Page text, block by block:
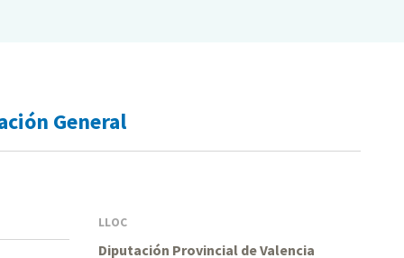
General
LLOC
Diputación Provincial de Valencia